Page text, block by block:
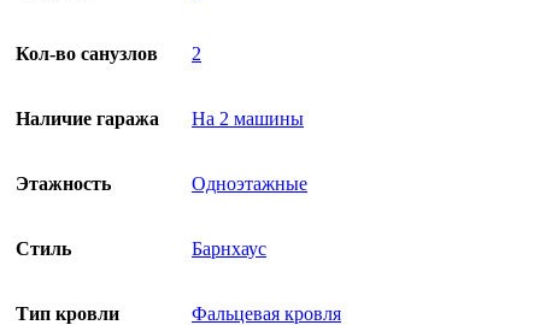
Кол-во санузлов 2
Наличие гаража На 2 машины
Этажность Одноэтажные
Стиль Барнхаус
Тип кровли Фальцевая кровля